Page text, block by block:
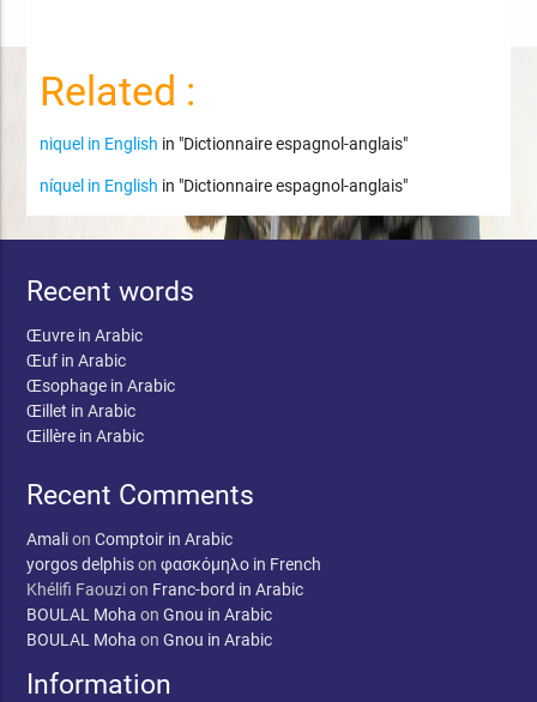
Related :
niquel in English in "Dictionnaire espagnol-anglais"
níquel in English in "Dictionnaire espagnol-anglais"
Recent words
Œuvre in Arabic
Œuf in Arabic
Œsophage in Arabic
Œillet in Arabic
Œillère in Arabic
Recent Comments
AmalionComptoir in Arabic
yorgos delphisonφασκόμηλο in French
Khélifi Faouzion Franc-bord in Arabic
BOULAL Moha onGnou in Arabic
BOULAL Moha onGnou in Arabic
Information